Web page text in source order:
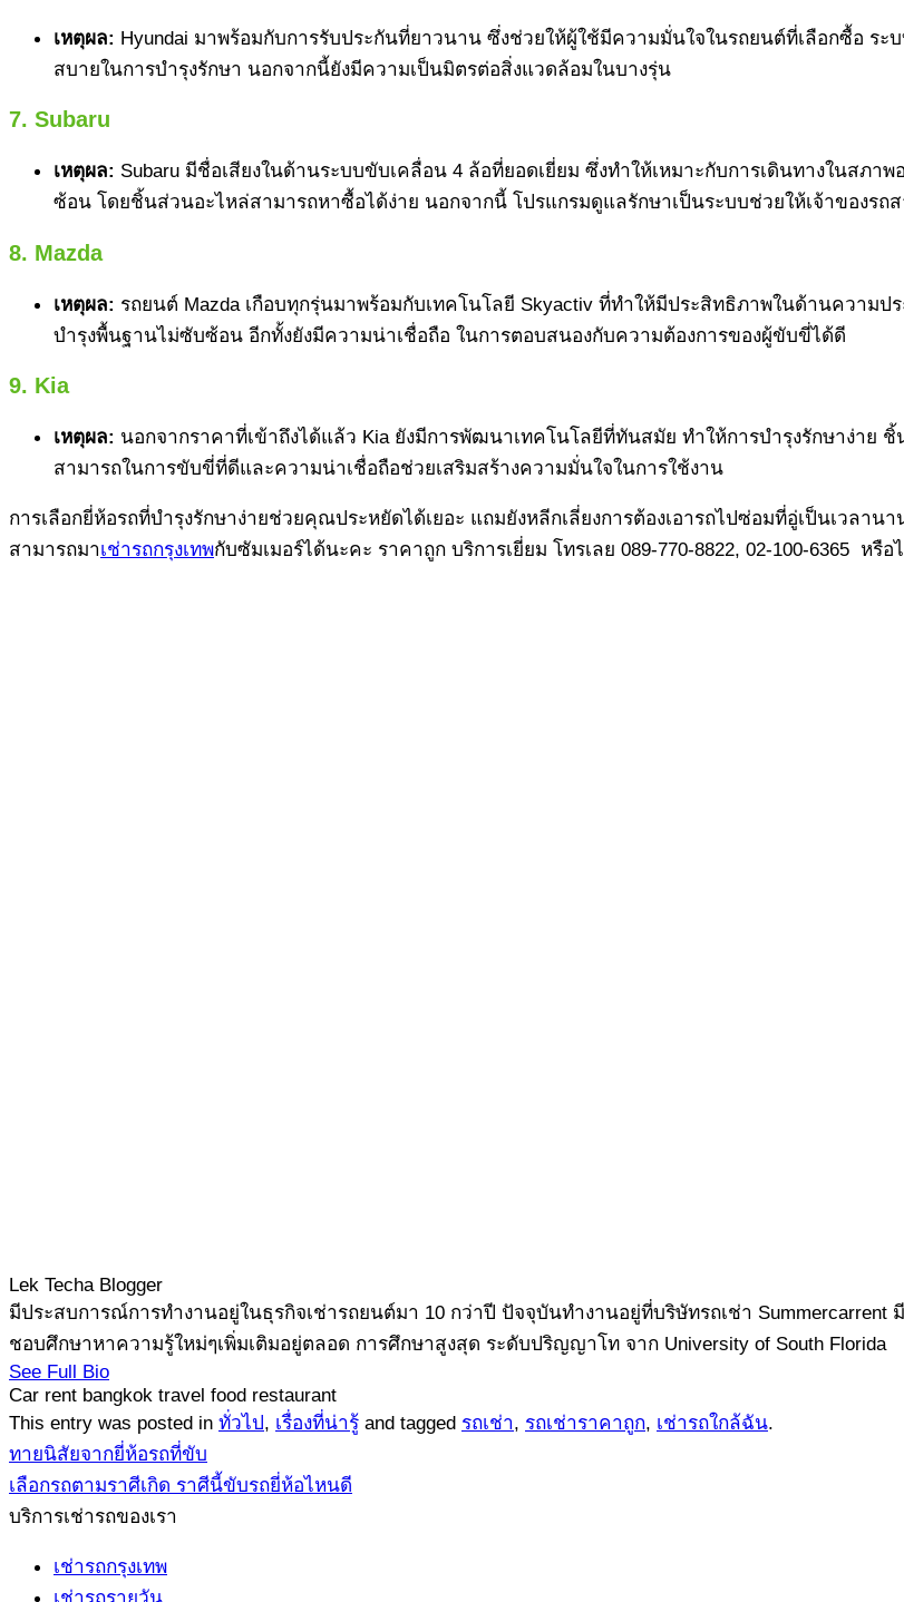
เหตุผล: Hyundai มาพร้อมกับการรับประกันที่ยาวนาน ซึ่งช่วยให้ผู้ใช้มีความมั่นใจในรถยนต์ที่เลือกซื้อ ร
สบายในการบำรุงรักษา นอกจากนี้ยังมีความเป็นมิตรต่อสิ่งแวดล้อมในบางรุ่น
7. Subaru
เหตุผล: Subaru มีชื่อเสียงในด้านระบบขับเคลื่อน 4 ล้อที่ยอดเยี่ยม ซึ่งทำให้เหมาะกับการเดินทางในสภา
ซ้อน โดยชิ้นส่วนอะไหล่สามารถหาซื้อได้ง่าย นอกจากนี้ โปรแกรมดูแลรักษาเป็นระบบช่วยให้เจ้าของรถ
8. Mazda
เหตุผล: รถยนต์ Mazda เกือบทุกรุ่นมาพร้อมกับเทคโนโลยี Skyactiv ที่ทำให้มีประสิทธิภาพในด้านความป
บำรุงพื้นฐานไม่ซับซ้อน อีกทั้งยังมีความน่าเชื่อถือ ในการตอบสนองกับความต้องการของผู้ขับขี่ได้ดี
9. Kia
เหตุผล: นอกจากราคาที่เข้าถึงได้แล้ว Kia ยังมีการพัฒนาเทคโนโลยีที่ทันสมัย ทำให้การบำรุงรักษาง่าย
สามารถในการขับขี่ที่ดีและความน่าเชื่อถือช่วยเสริมสร้างความมั่นใจในการใช้งาน
การเลือกยี่ห้อรถที่บำรุงรักษาง่ายช่วยคุณประหยัดได้เยอะ แถมยังหลีกเลี่ยงการต้องเอารถไปซ่อมที่อู่เป็นเวลาน
สามารถมาเช่ารถกรุงเทพกับซัมเมอร์ได้นะคะ ราคาถูก บริการเยี่ยม โทรเลย 089-770-8822, 02-100-6365 หรื
Lek Techa Blogger
มีประสบการณ์การทำงานอยู่ในธุรกิจเช่ารถยนต์มา 10 กว่าปี ปัจจุบันทำงานอยู่ที่บริษัทรถเช่า Summercarrent
ชอบศึกษาหาความรู้ใหม่ๆเพิ่มเติมอยู่ตลอด การศึกษาสูงสุด ระดับปริญญาโท จาก University of South Florida
See Full Bio
Car rent bangkok travel food restaurant
This entry was posted in ทั่วไป, เรื่องที่น่ารู้ and tagged รถเช่า, รถเช่าราคาถูก, เช่ารถใกล้ฉัน.
ทายนิสัยจากยี่ห้อรถที่ขับ
เลือกรถตามราศีเกิด ราศีนี้ขับรถยี่ห้อไหนดี
บริการเช่ารถของเรา
เช่ารถกรุงเทพ